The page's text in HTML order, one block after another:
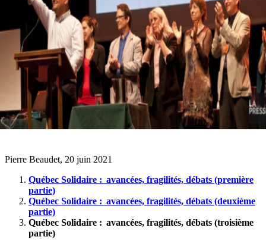
Pierre Beaudet, 20 juin 2021
Québec Solidaire : avancées, fragilités, débats (première
partie)
Québec Solidaire : avancées, fragilités, débats (deuxième
partie)
Québec Solidaire : avancées, fragilités, débats (troisième
partie)